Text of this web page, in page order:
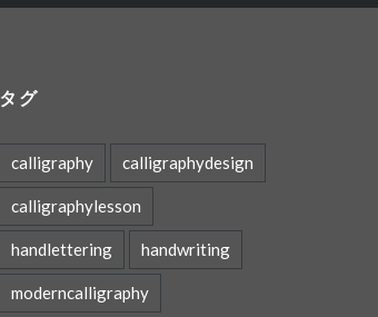
タグ
calligraphy calligraphydesign
calligraphylesson
handlettering handwriting
moderncalligraphy